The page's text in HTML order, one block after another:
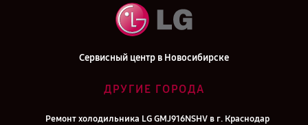
Сервисный центр в Новосибирске
ДРУГИЕ ГОРОДА
Ремонт холодильника LG GMJ916NSHV в г. Краснодар